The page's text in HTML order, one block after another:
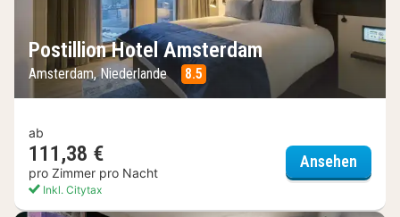
Postillion Hotel Amsterdam
Amsterdam, Niederlande 8.5
ab
111,38 €
pro Zimmer pro Nacht
Inkl. Citytax
Ansehen